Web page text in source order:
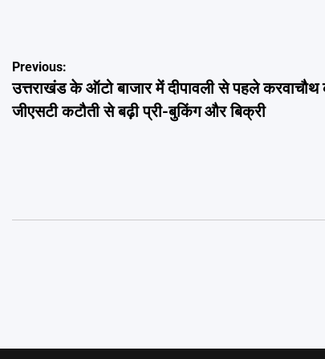
Post
navigation
Previous:
उत्तराखंड के ऑटो बाजार में दीपावली से पहले करवाचौथ
जीएसटी कटौती से बढ़ी प्री-बुकिंग और बिक्री